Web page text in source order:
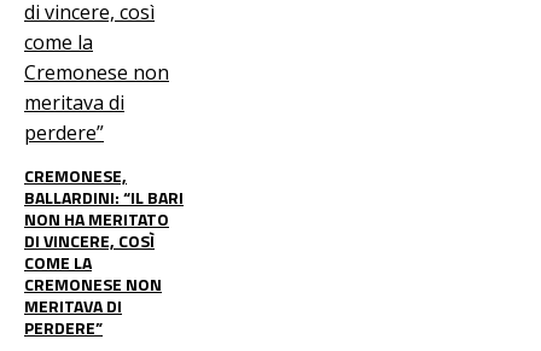
CREMONESE,
BALLARDINI: “IL BARI
NON HA MERITATO
DI VINCERE, COSÌ
COME LA
CREMONESE NON
MERITAVA DI
PERDERE”